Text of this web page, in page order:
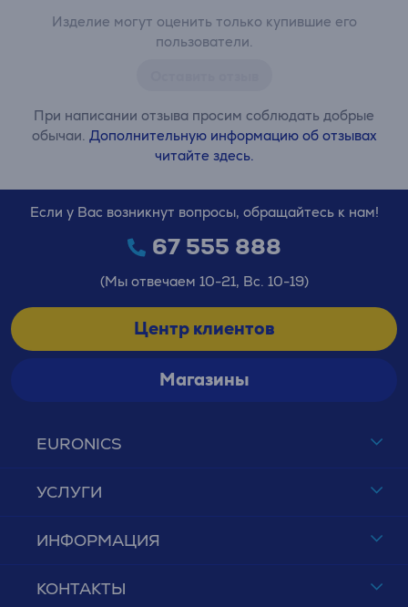
Изделие могут оценить только купившие его
пользователи.
При написании отзыва просим соблюдать добрые
обычаи. Дополнительную информацию об отзывах
читайте здесь.
EURONICS
УСЛУГИ
ИНФОРМАЦИЯ
КОНТАКТЫ
Если у Вас возникнут вопросы, обращайтесь к нам!
67 555 888
(Мы отвечаем 10-21, Вс. 10-19)
Центр клиентов
Магазины